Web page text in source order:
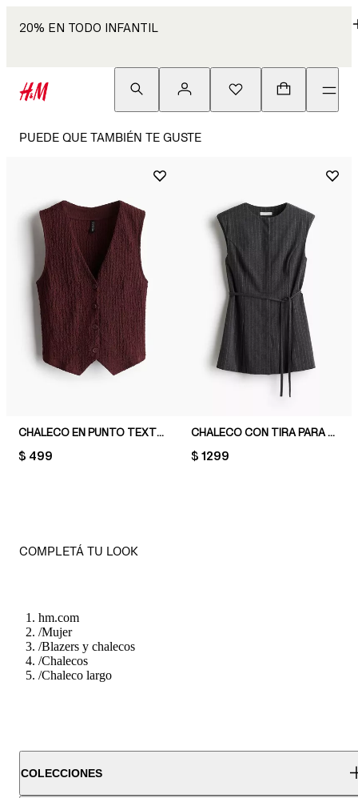
20% EN TODO INFANTIL
PUEDE QUE TAMBIÉN TE GUSTE
CHALECO EN PUNTO TEXTURIZADO
PRICE:
$ 499
CHALECO CON TIRA PARA ATAR
PRICE:
$ 1299
COMPLETÁ TU LOOK
hm.com
/Mujer
/Blazers y chalecos
/Chalecos
/Chaleco largo
COLECCIONES